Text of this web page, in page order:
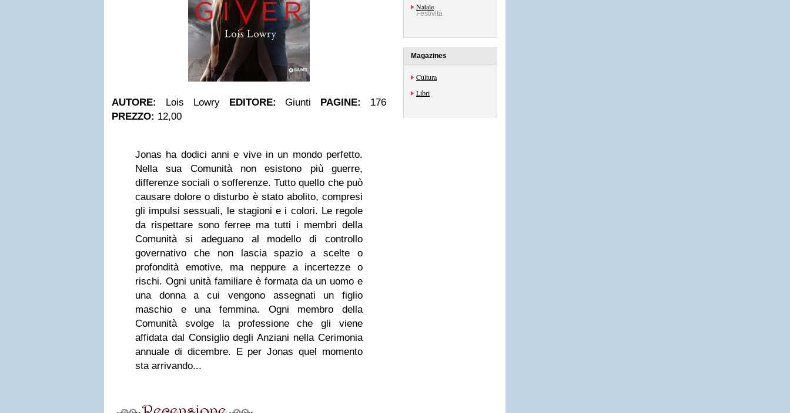
AUTORE: Lois Lowry EDITORE: Giunti PAGINE: 176
PREZZO: 12,00
Jonas ha dodici anni e vive in un mondo perfetto.
Nella sua Comunità non esistono più guerre,
differenze sociali o sofferenze. Tutto quello che può
causare dolore o disturbo è stato abolito, compresi
gli impulsi sessuali, le stagioni e i colori. Le regole
da rispettare sono ferree ma tutti i membri della
Comunità si adeguano al modello di controllo
governativo che non lascia spazio a scelte o
profondità emotive, ma neppure a incertezze o
rischi. Ogni unità familiare è formata da un uomo e
una donna a cui vengono assegnati un figlio
maschio e una femmina. Ogni membro della
Comunità svolge la professione che gli viene
affidata dal Consiglio degli Anziani nella Cerimonia
annuale di dicembre. E per Jonas quel momento
sta arrivando...
Natale
Festività
Magazines
Cultura
Libri